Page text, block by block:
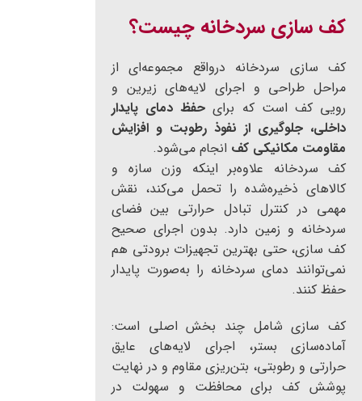
کف سازی سردخانه چیست؟
کف سازی سردخانه درواقع مجموعه‌ای از
مراحل طراحی و اجرای لایه‌های زیرین و
رویی کف است که برای حفظ دمای پایدار
داخلی، جلوگیری از نفوذ رطوبت و افزایش
مقاومت مکانیکی کف انجام می‌شود.
کف سردخانه علاوه‌بر اینکه وزن سازه و
کالاهای ذخیره‌شده را تحمل می‌کند، نقش
مهمی در کنترل تبادل حرارتی بین فضای
سردخانه و زمین دارد. بدون اجرای صحیح
کف سازی، حتی بهترین تجهیزات برودتی هم
نمی‌توانند دمای سردخانه را به‌صورت پایدار
حفظ کنند.
کف سازی شامل چند بخش اصلی است:
آماده‌سازی بستر، اجرای لایه‌های عایق
حرارتی و رطوبتی، بتن‌ریزی مقاوم و در نهایت
پوشش کف برای محافظت و سهولت در